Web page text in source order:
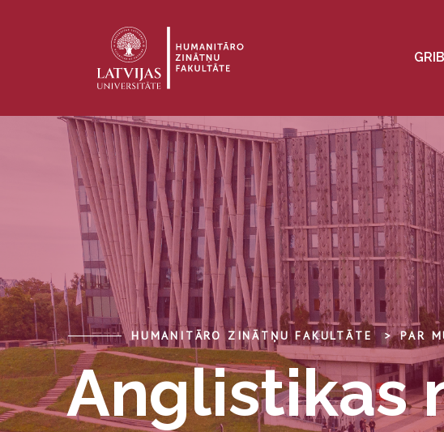
HUMANITĀRO ZINĀTŅU FAKULTĀTE PAR
Anglistikas